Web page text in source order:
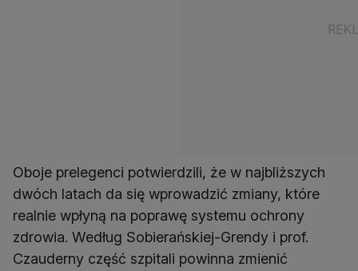
Oboje prelegenci potwierdzili, że w najbliższych
dwóch latach da się wprowadzić zmiany, które
realnie wpłyną na poprawę systemu ochrony
zdrowia. Według Sobierańskiej-Grendy i prof.
Czauderny część szpitali powinna zmienić